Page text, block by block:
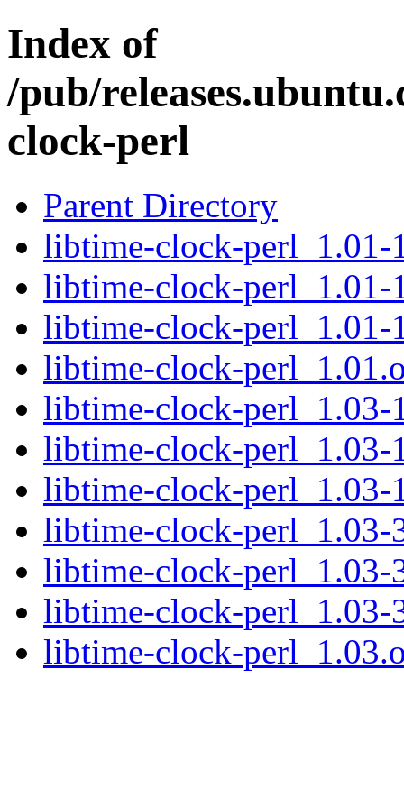
Index of
/pub/
clock-perl
Parent Directory
libtime-clock-perl_1.01-
libtime-clock-perl_1.01-
libtime-clock-perl_1.01-
libtime-clock-
libtime-clock-perl_1.03-
libtime-clock-perl_1.03-
libtime-clock-perl_1.03-
libtime-clock-perl_1.03-
libtime-clock-perl_1.03-
libtime-clock-perl_1.03-
libtime-clock-